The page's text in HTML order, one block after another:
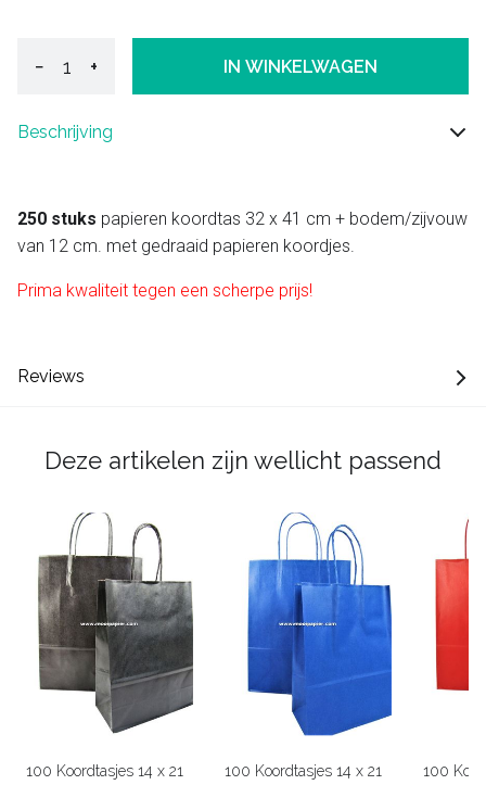
− + IN WINKELWAGEN
Beschrijving
250 stuks papieren koordtas 32 x 41 cm + bodem/zijvouw
van 12 cm. met gedraaid papieren koordjes.
Prima kwaliteit tegen een scherpe prijs!
Reviews
Deze artikelen zijn wellicht passend
100 Koordtasjes 14 x 21 100 Koordtasjes 14 x 21 100